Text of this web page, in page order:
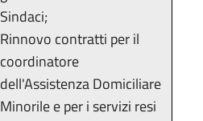
Sindaci;
Rinnovo contratti per il
coordinatore
dell'Assistenza Domiciliare
Minorile e per i servizi resi